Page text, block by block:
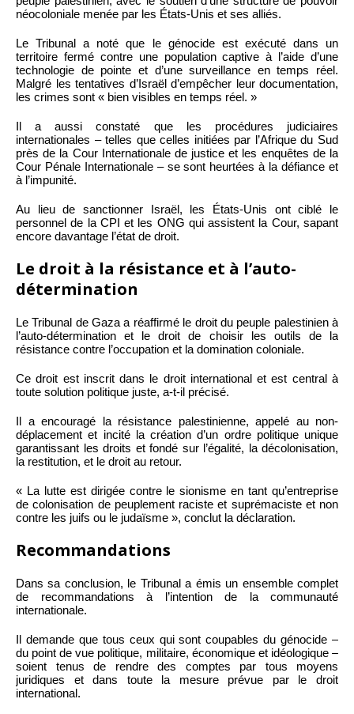
néocoloniale menée par les États-Unis et ses alliés.
Le Tribunal a noté que le génocide est exécuté dans un
territoire fermé contre une population captive à l’aide d’une
technologie de pointe et d’une surveillance en temps réel.
Malgré les tentatives d’Israël d’empêcher leur documentation,
les crimes sont « bien visibles en temps réel. »
Il a aussi constaté que les procédures judiciaires
internationales – telles que celles initiées par l’Afrique du Sud
près de la Cour Internationale de justice et les enquêtes de la
Cour Pénale Internationale – se sont heurtées à la défiance et
à l’impunité.
Au lieu de sanctionner Israël, les États-Unis ont ciblé le
personnel de la CPI et les ONG qui assistent la Cour, sapant
encore davantage l’état de droit.
Le droit à la résistance et à l’auto-
détermination
Le Tribunal de Gaza a réaffirmé le droit du peuple palestinien à
l’auto-détermination et le droit de choisir les outils de la
résistance contre l’occupation et la domination coloniale.
Ce droit est inscrit dans le droit international et est central à
toute solution politique juste, a-t-il précisé.
Il a encouragé la résistance palestinienne, appelé au non-
déplacement et incité la création d’un ordre politique unique
garantissant les droits et fondé sur l’égalité, la décolonisation,
la restitution, et le droit au retour.
« La lutte est dirigée contre le sionisme en tant qu’entreprise
de colonisation de peuplement raciste et suprémaciste et non
contre les juifs ou le judaïsme », conclut la déclaration.
Recommandations
Dans sa conclusion, le Tribunal a émis un ensemble complet
de recommandations à l’intention de la communauté
internationale.
Il demande que tous ceux qui sont coupables du génocide –
du point de vue politique, militaire, économique et idéologique –
soient tenus de rendre des comptes par tous moyens
juridiques et dans toute la mesure prévue par le droit
international.